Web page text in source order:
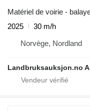
Matériel de voirie -
2025
30 m/h
Norvège, Nordland
Landbruksauksjon.no